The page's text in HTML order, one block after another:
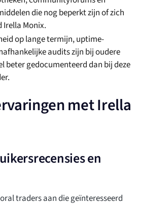
die nog beperkt zijn of zich
Monix.
op lange termijn, uptime-
audits zijn bij oudere
beter gedocumenteerd dan bij deze
met Irella
en
traders aan die geïnteresseerd